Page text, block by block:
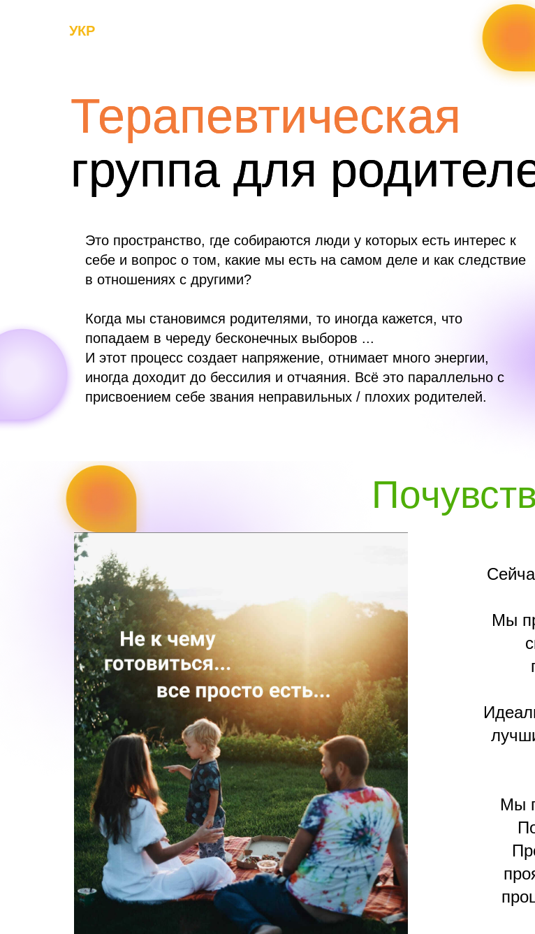
Терапевтическая
группа для
Терапевтическая
группа для
Это пространство, где собираются люди у которых есть интерес к
себе и вопрос о том, какие мы есть на самом деле и как следствие
в отношениях с другими?
Когда мы становимся родителями, то иногда кажется, что
попадаем в череду бесконечных выборов ...
И этот процесс создает напряжение, отнимает много энергии,
иногда доходит до бессилия и отчаяния. Всё это параллельно с
присвоением себе звания неправильных / плохих родителей.
УКР
Мы
Мы